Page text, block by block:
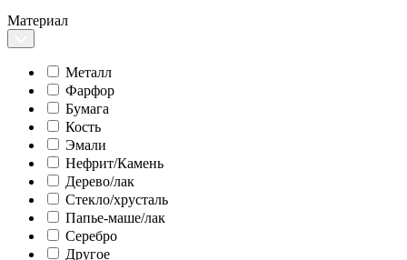
Материал
Металл
Фарфор
Бумага
Кость
Эмали
Нефрит/Камень
Дерево/лак
Стекло/хрусталь
Папье-маше/лак
Серебро
Другое